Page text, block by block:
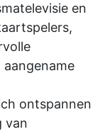
en
ontspannen
van